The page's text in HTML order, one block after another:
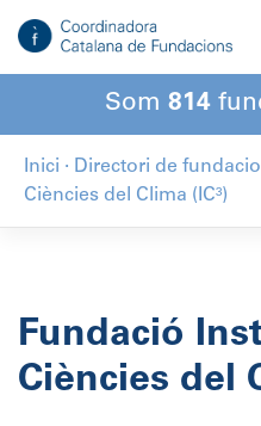
contingut
Som 814
Inici · Directori de
Ciències del Clima (IC³)
Fundació
Ciències del